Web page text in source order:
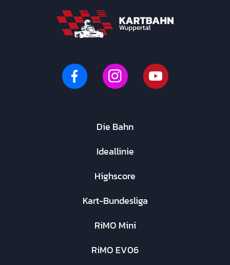
Die Bahn
Ideallinie
Highscore
Kart-Bundesliga
RiMO Mini
RiMO EV06